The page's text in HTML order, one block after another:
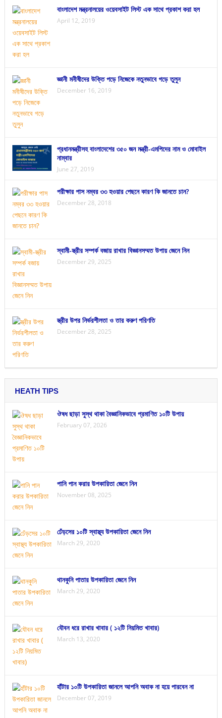
বাংলাদেশ মন্ত্রনালয়ের ওয়েবসাইট লিস্ট এক সাথে প্রকাশ করা হল
April 12, 2019
জ্ঞানী মনীষীদের উক্তি পড়ে নিজেকে নতুনভাবে গড়ে তুলুন
December 16, 2019
প্রধানমন্ত্রীসহ বাংলাদেশের ৩৫০ জন মন্ত্রী-এমপিদের নাম ও মোবাইল
নাম্বার
June 27, 2019
পরীক্ষার পাস নম্বর ৩৩ হওয়ার পেছনে কারণ কি জানতে চান?
December 28, 2018
স্বামী-স্ত্রীর সম্পর্ক বজায় রাখার বিজ্ঞানসম্মত উপায় জেনে নিন
December 29, 2025
স্ত্রীর উপর নির্ভরশীলতা ও তার করুণ পরিণতি
December 28, 2025
HEATH TIPS
ঔষধ ছাড়া সুস্থ থাকা বৈজ্ঞানিকভাবে প্রমাণিত ১০টি উপায়
February 07, 2026
পানি পান করার উপকারিতা জেনে নিন
November 08, 2025
ঢেঁড়সের ১০টি স্বাস্থ্য উপকারিতা জেনে নিন
March 29, 2020
থানকুনি পাতার উপকারিতা জেনে নিন
March 29, 2020
যৌবন ধরে রাখার খাবার ( ১২টি নিয়মিত খাবার)
March 13, 2020
হাঁটার ১০টি উপকারিতা জানলে আপনি অবাক না হয়ে পারবেন না
December 07, 2019